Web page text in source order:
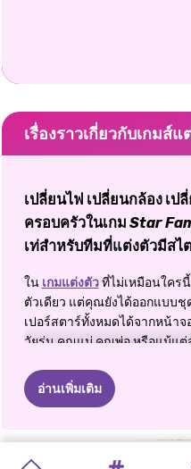
เรื่องราวเกี่ยวกับเกมส์
เปลี่ยนไฟ เปลี่ยนกล้อง เป
ครอบครัวในเกม Star
เท่สำหรับทีมที่แต่งตัวมีสไ
ใน เกมแต่งตัวที่ไม่เหมือนใคร
ตัวเดียว แต่คุณยังได้ออกแบบ
เปอร์สตาร์ทั้งหมดได้จากหน้าจ
วัยรุ่น คุณแม่ คุณพ่อ หรือแม้แต่
งานพรมแดง ห้องนั่งเล่นในปร
สวนสาธารณะที่มีแดดจ้า
ภาพถ่าย
อ่านเพิ่มเติม
แต่งตั
วันพุธ
ดาวซูเปอร์ E-
SUPER การเริ่